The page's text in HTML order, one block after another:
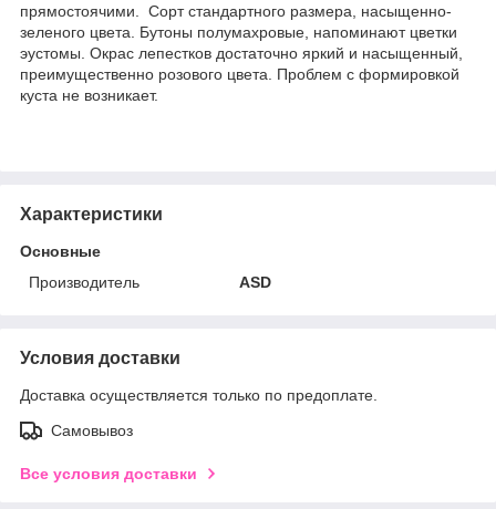
прямостоячими. Сорт стандартного размера, насыщенно-
зеленого цвета. Бутоны полумахровые, напоминают цветки
эустомы. Окрас лепестков достаточно яркий и насыщенный,
преимущественно розового цвета. Проблем с формировкой
куста не возникает.
Характеристики
Основные
Производитель
ASD
Условия доставки
Доставка осуществляется только по предоплате.
Самовывоз
Все условия доставки